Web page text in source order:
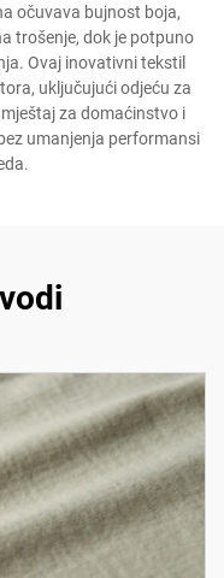
očuvava bujnost boja,
trošenje, dok je potpuno
Ovaj inovativni tekstil
uključujući odjeću za
za domaćinstvo i
umanjenja performansi